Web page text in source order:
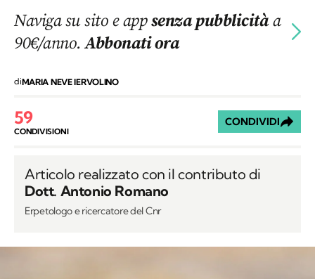
Naviga su sito e appsenza pubblicitàa
90€/anno.Abbonati ora
diMARIA NEVE IERVOLINO
59
CONDIVISIONI
CONDIVIDI
Articolo realizzato con il contributo di
Dott. Antonio Romano
Erpetologo e ricercatore del Cnr